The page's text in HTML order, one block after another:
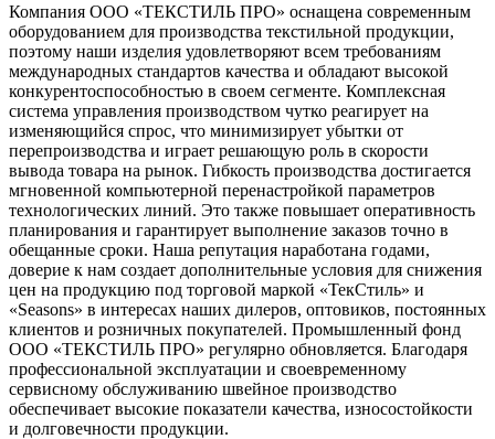
Компания ООО «ТЕКСТИЛЬ ПРО» оснащена современным
оборудованием для производства текстильной продукции,
поэтому наши изделия удовлетворяют всем требованиям
международных стандартов качества и обладают высокой
конкурентоспособностью в своем сегменте. Комплексная
система управления производством чутко реагирует на
изменяющийся спрос, что минимизирует убытки от
перепроизводства и играет решающую роль в скорости
вывода товара на рынок. Гибкость производства достигается
мгновенной компьютерной перенастройкой параметров
технологических линий. Это также повышает оперативность
планирования и гарантирует выполнение заказов точно в
обещанные сроки. Наша репутация наработана годами,
доверие к нам создает дополнительные условия для снижения
цен на продукцию под торговой маркой «ТекСтиль» и
«Seasons» в интересах наших дилеров, оптовиков, постоянных
клиентов и розничных покупателей. Промышленный фонд
ООО «ТЕКСТИЛЬ ПРО» регулярно обновляется. Благодаря
профессиональной эксплуатации и своевременному
сервисному обслуживанию швейное производство
обеспечивает высокие показатели качества, износостойкости
и долговечности продукции.